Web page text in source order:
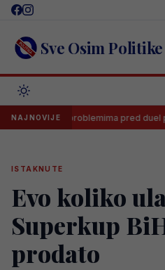
Skip
content Sve Osim Politike
NAJNOVIJE
problemima pred duel protiv BiH
ISTAKNUTE
Evo koliko
Superkup
prodato